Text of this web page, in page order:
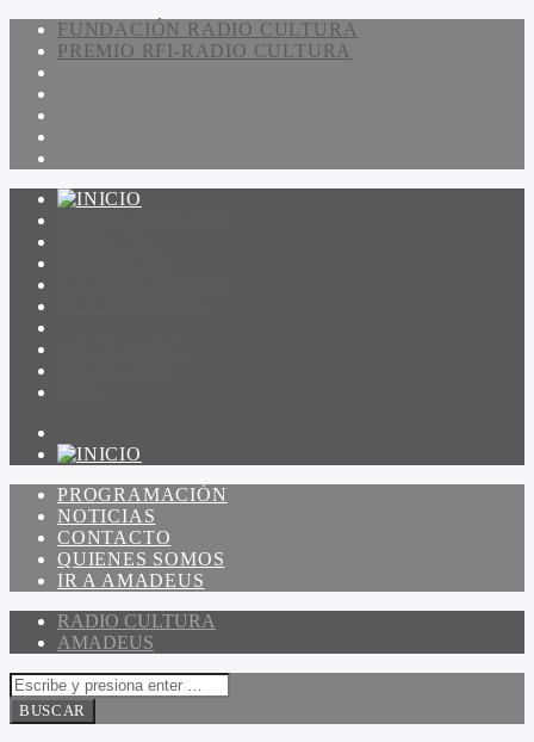
FUNDACIÓN RADIO CULTURA
PREMIO RFI-RADIO CULTURA
PROGRAMACIÓN
NOTICIAS
CONTACTO
QUIENES SOMOS
IR A AMADEUS
RADIO CULTURA
AMADEUS